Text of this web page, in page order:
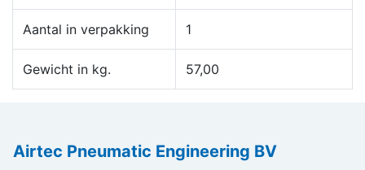
Aantal in verpakking 1
Gewicht in kg. 57,00
Airtec Pneumatic Engineering BV